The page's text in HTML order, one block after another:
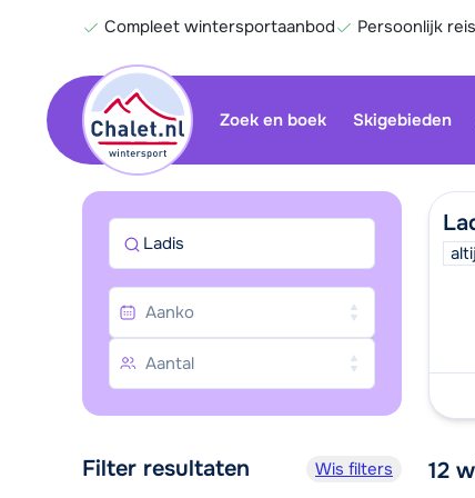
Compleet wintersportaanbod Persoonlijk
Zoek en boek Skigebieden
12
Ladis
Filter resultaten Wis filters